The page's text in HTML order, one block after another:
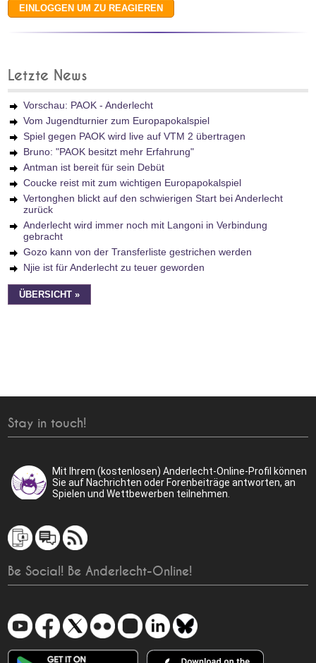
Letzte News
Vorschau: PAOK - Anderlecht
Vom Jugendturnier zum Europapokalspiel
Spiel gegen PAOK wird live auf VTM 2 übertragen
Bruno: "PAOK besitzt mehr Erfahrung"
Antman ist bereit für sein Debüt
Coucke reist mit zum wichtigen Europapokalspiel
Vertonghen blickt auf den schwierigen Start bei Anderlecht
zurück
Anderlecht wird immer noch mit Langoni in Verbindung
gebracht
Gozo kann von der Transferliste gestrichen werden
Njie ist für Anderlecht zu teuer geworden
ÜBERSICHT »
Stay in touch!
Mit Ihrem (kostenlosen) Anderlecht-Online-Profil können
Sie auf Nachrichten oder Forenbeiträge antworten, an
Spielen und Wettbewerben teilnehmen.
Be Social! Be Anderlecht-Online!